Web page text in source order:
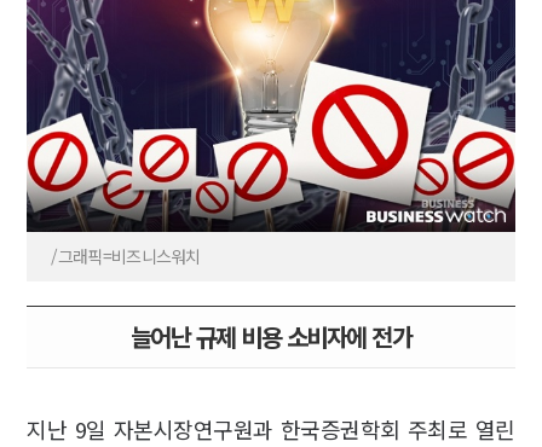
/그래픽=비즈니스워치
늘어난 규제 비용 소비자에 전가
지난 9일 자본시장연구원과 한국증권학회 주최로 열린